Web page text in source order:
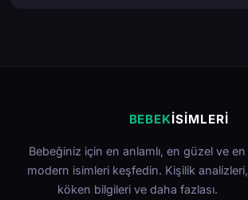
BEBEKİSIMLERI
Bebeğiniz için en anlamlı, en güzel ve en
modern isimleri keşfedin. Kişilik analizleri,
köken bilgileri ve daha fazlası.